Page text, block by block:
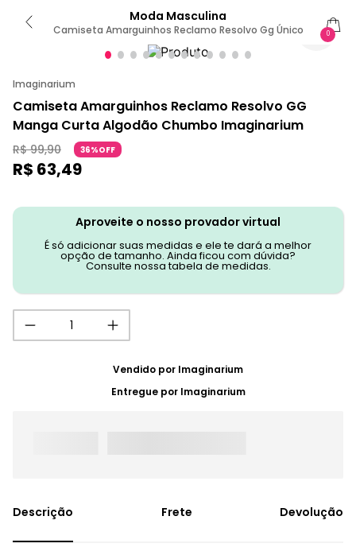
Moda Masculina
Camiseta Amarguinhos Reclamo Resolvo Gg Único 0
Imaginarium
Camiseta Amarguinhos Reclamo Resolvo GG
Manga Curta Algodão Chumbo Imaginarium
R$ 99,90 36%OFF
R$ 63,49
Aproveite o nosso provador virtual
É só adicionar suas medidas e ele te dará a melhor
opção de tamanho. Ainda ficou com dúvida?
Consulte nossa tabela de medidas.
Vendido por Imaginarium
Entregue por Imaginarium
Frete Devolução